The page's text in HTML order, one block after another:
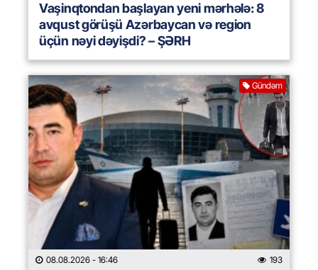
Vaşinqtondan başlayan yeni mərhələ: 8
avqust görüşü Azərbaycan və region
üçün nəyi dəyişdi? – ŞƏRH
Gündəm
08.08.2026 - 16:46 193